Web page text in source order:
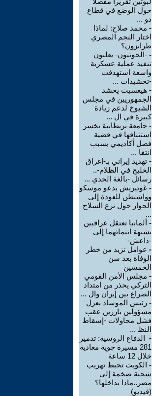
حول الوضع في قطاع
دو ...
- محمد صلاح: لماذا
اختار النجم المصري
طرابزون؟
- -الحوثيون- يعلنون
تنفيذ عملية عسكرية
واسعة استهدفت
-تحشيدات ...
- هيغسيث يحشد
الجمهوريين في مجلس
الشيوخ لدعم زيادة
كبيرة في ال ...
- جامعة بريطانية تخسر
استئنافها في قضية
فصل أكاديمي بسبب
انتقا ...
- تهديد إيراني بـ-إغراق
الخليج في الظلام-..
رسائل -بالغة الجدي ...
- غوتيريش يدعو موسكو
وواشنطن للعودة إلى
الحوار حول نزع السلاح
...
- ألمانيا تعتقل عراقيين
بشبهة انتمائهما إلى
-داعش-
- عوامل تزيد من خطر
الوفاة بعد سن
الخمسين
- مجلس الأمن القومي
التركي يحذر من امتداد
الصراع بين إيران وال ...
- رئيس الموساد يعزل
مسؤولين بارزين عقب
فشل محاولات -إسقاط
النظ ...
- الدفاع الروسية: تدمير
281 مسيرة جوية معادية
خلال 12 ساعة
- الكويت تحبط تهريب
شحنة ضخمة إلى
مصر..ماذا بداخلها؟
(فيديو)